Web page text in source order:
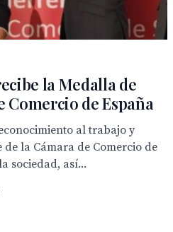
la Medalla de
Comercio de España
al trabajo y
la Cámara de Comercio de
sociedad, así...